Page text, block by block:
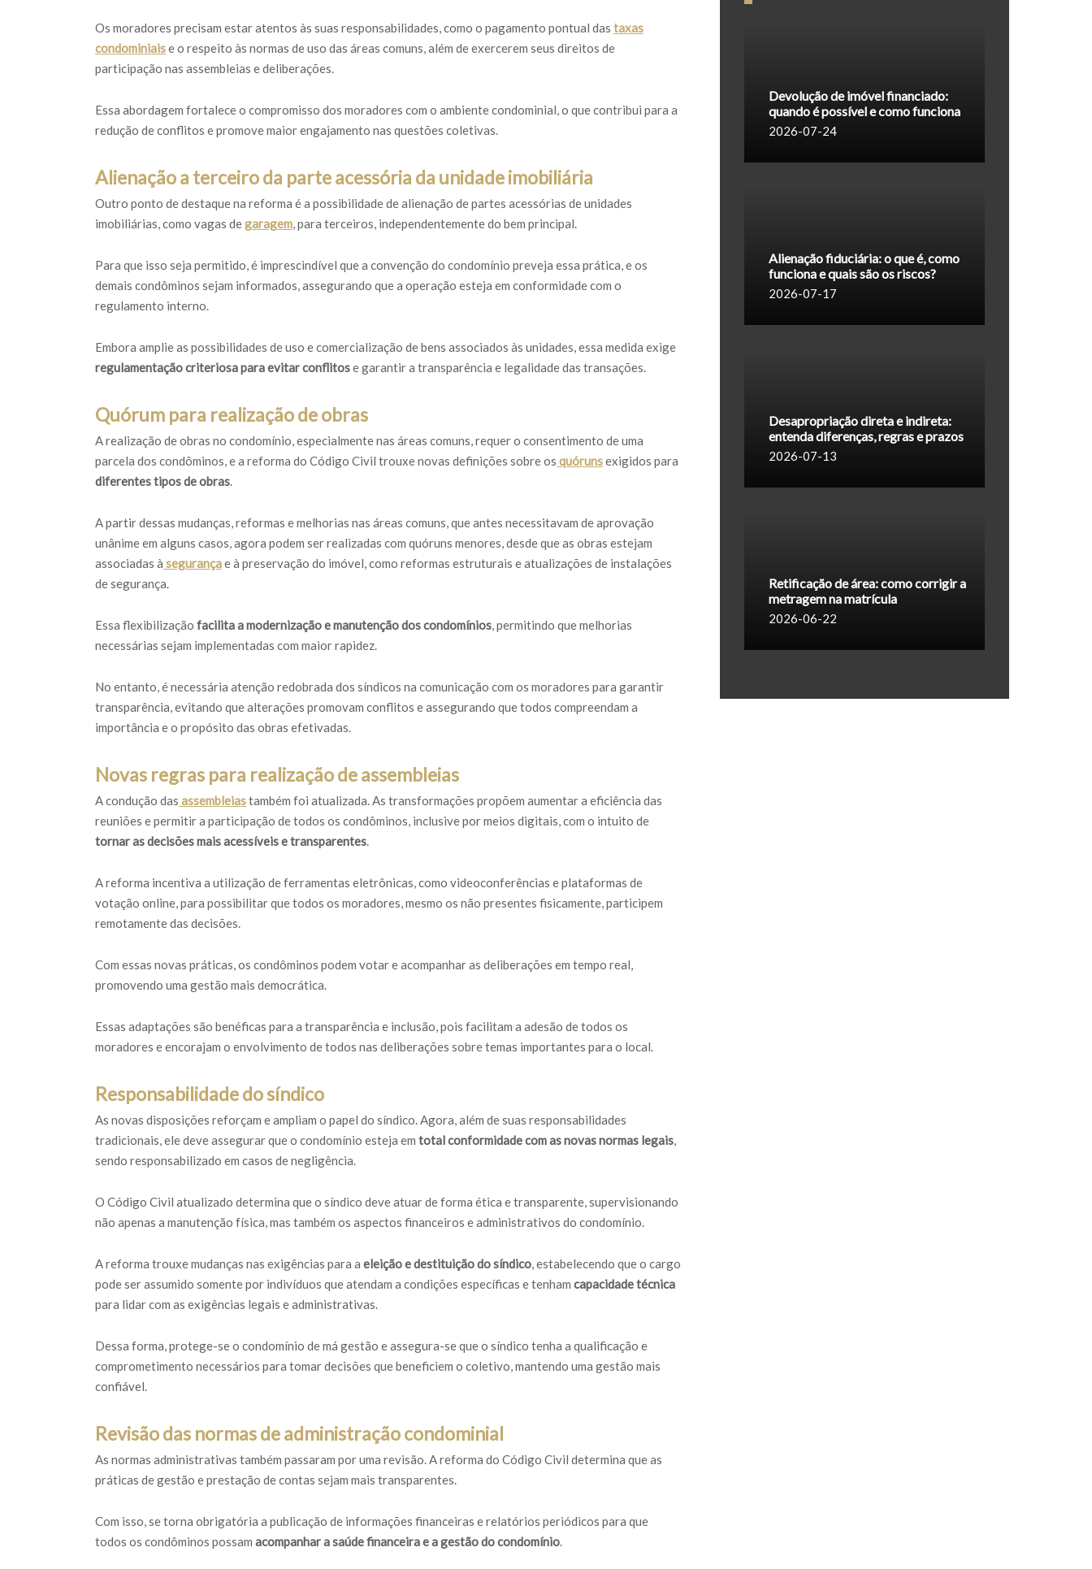
Os moradores precisam estar atentos às suas responsabilidades, como o pagamento pontual das taxas
condominiaise o respeito às normas de uso das áreas comuns, além de exercerem seus direitos de
participação nas assembleias e deliberações.
Essa abordagem fortalece o compromisso dos moradores com o ambiente condominial, o que contribui para a
redução de conflitos e promove maior engajamento nas questões coletivas.
Alienação a terceiro da parte acessória da unidade imobiliária
Outro ponto de destaque na reforma é a possibilidade de alienação de partes acessórias de unidades
imobiliárias, como vagas degaragem, para terceiros, independentemente do bem principal.
Para que isso seja permitido, é imprescindível que a convenção do condomínio preveja essa prática, e os
demais condôminos sejam informados, assegurando que a operação esteja em conformidade com o
regulamento interno.
Embora amplie as possibilidades de uso e comercialização de bens associados às unidades, essa medida exige
regulamentação criteriosa para evitar conflitose garantir a transparência e legalidade das transações.
Quórum para realização de obras
A realização de obras no condomínio, especialmente nas áreas comuns, requer o consentimento de uma
parcela dos condôminos, e a reforma do Código Civil trouxe novas definições sobre os quórunsexigidos para
diferentes tipos de obras.
A partir dessas mudanças, reformas e melhorias nas áreas comuns, que antes necessitavam de aprovação
unânime em alguns casos, agora podem ser realizadas com quóruns menores, desde que as obras estejam
associadas à segurançae à preservação do imóvel, como reformas estruturais e atualizações de instalações
de segurança.
Essa flexibilização facilita a modernização e manutenção dos condomínios, permitindo que melhorias
necessárias sejam implementadas com maior rapidez.
No entanto, é necessária atenção redobrada dos síndicos na comunicação com os moradores para garantir
transparência, evitando que alterações promovam conflitos e assegurando que todos compreendam a
importância e o propósito das obras efetivadas.
Novas regras para realização de assembleias
A condução das assembleiastambém foi atualizada. As transformações propõem aumentar a eficiência das
reuniões e permitir a participação de todos os condôminos, inclusive por meios digitais, com o intuito de
tornar as decisões mais acessíveis e transparentes.
A reforma incentiva a utilização de ferramentas eletrônicas, como videoconferências e plataformas de
votação online, para possibilitar que todos os moradores, mesmo os não presentes fisicamente, participem
remotamente das decisões.
Com essas novas práticas, os condôminos podem votar e acompanhar as deliberações em tempo real,
promovendo uma gestão mais democrática.
Essas adaptações são benéficas para a transparência e inclusão, pois facilitam a adesão de todos os
moradores e encorajam o envolvimento de todos nas deliberações sobre temas importantes para o local.
Responsabilidade do síndico
As novas disposições reforçam e ampliam o papel do síndico. Agora, além de suas responsabilidades
tradicionais, ele deve assegurar que o condomínio esteja em total conformidade com as novas normas legais,
sendo responsabilizado em casos de negligência.
O Código Civil atualizado determina que o síndico deve atuar de forma ética e transparente, supervisionando
não apenas a manutenção física, mas também os aspectos financeiros e administrativos do condomínio.
A reforma trouxe mudanças nas exigências para a eleição e destituição do síndico, estabelecendo que o cargo
pode ser assumido somente por indivíduos que atendam a condições específicas e tenham capacidade técnica
para lidar com as exigências legais e administrativas.
Dessa forma, protege-se o condomínio de má gestão e assegura-se que o síndico tenha a qualificação e
comprometimento necessários para tomar decisões que beneficiem o coletivo, mantendo uma gestão mais
confiável.
Revisão das normas de administração condominial
As normas administrativas também passaram por uma revisão. A reforma do Código Civil determina que as
práticas de gestão e prestação de contas sejam mais transparentes.
Com isso, se torna obrigatória a publicação de informações financeiras e relatórios periódicos para que
todos os condôminos possam acompanhar a saúde financeira e a gestão do condomínio.
Devolução de imóvel financiado:
quando é possível e como funciona
2026-07-24
Alienação fiduciária: o que é, como
funciona e quais são os riscos?
2026-07-17
Desapropriação direta e indireta:
entenda diferenças, regras e prazos
2026-07-13
Retificação de área: como corrigir a
metragem na matrícula
2026-06-22